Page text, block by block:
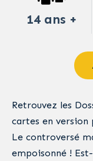
14 ans +
Retrouvez les
cartes en version
Le controversé
empoisonné !